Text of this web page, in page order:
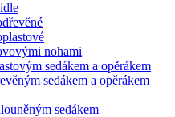
nohami
sedákem a opěrákem
sedákem a opěrákem
sedákem